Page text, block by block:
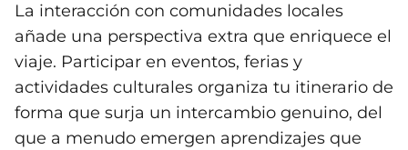
La interacción con comunidades locales
añade una perspectiva extra que enriquece el
viaje. Participar en eventos, ferias y
actividades culturales organiza tu itinerario de
forma que surja un intercambio genuino, del
que a menudo emergen aprendizajes que